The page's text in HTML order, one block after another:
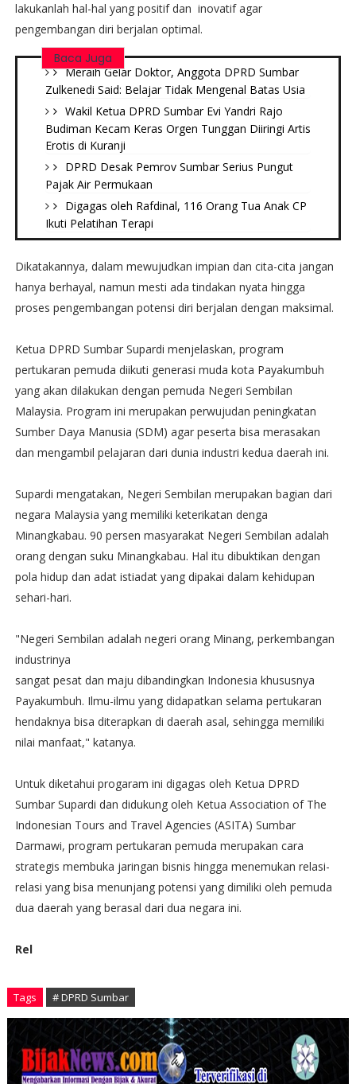
lakukanlah hal-hal yang positif dan inovatif agar
pengembangan diri berjalan optimal.
Baca Juga
Meraih Gelar Doktor, Anggota DPRD Sumbar
Zulkenedi Said: Belajar Tidak Mengenal Batas Usia
Wakil Ketua DPRD Sumbar Evi Yandri Rajo
Budiman Kecam Keras Orgen Tunggan Diiringi Artis
Erotis di Kuranji
DPRD Desak Pemrov Sumbar Serius Pungut
Pajak Air Permukaan
Digagas oleh Rafdinal, 116 Orang Tua Anak CP
Ikuti Pelatihan Terapi
Dikatakannya, dalam mewujudkan impian dan cita-cita jangan
hanya berhayal, namun mesti ada tindakan nyata hingga
proses pengembangan potensi diri berjalan dengan maksimal.
Ketua DPRD Sumbar Supardi menjelaskan, program
pertukaran pemuda diikuti generasi muda kota Payakumbuh
yang akan dilakukan dengan pemuda Negeri Sembilan
Malaysia. Program ini merupakan perwujudan peningkatan
Sumber Daya Manusia (SDM) agar peserta bisa merasakan
dan mengambil pelajaran dari dunia industri kedua daerah ini.
Supardi mengatakan, Negeri Sembilan merupakan bagian dari
negara Malaysia yang memiliki keterikatan denga
Minangkabau. 90 persen masyarakat Negeri Sembilan adalah
orang dengan suku Minangkabau. Hal itu dibuktikan dengan
pola hidup dan adat istiadat yang dipakai dalam kehidupan
sehari-hari.
"Negeri Sembilan adalah negeri orang Minang, perkembangan
industrinya
sangat pesat dan maju dibandingkan Indonesia khususnya
Payakumbuh. Ilmu-ilmu yang didapatkan selama pertukaran
hendaknya bisa diterapkan di daerah asal, sehingga memiliki
nilai manfaat," katanya.
Untuk diketahui progaram ini digagas oleh Ketua DPRD
Sumbar Supardi dan didukung oleh Ketua Association of The
Indonesian Tours and Travel Agencies (ASITA) Sumbar
Darmawi, program pertukaran pemuda merupakan cara
strategis membuka jaringan bisnis hingga menemukan relasi-
relasi yang bisa menunjang potensi yang dimiliki oleh pemuda
dua daerah yang berasal dari dua negara ini.
Rel
Tags # DPRD Sumbar